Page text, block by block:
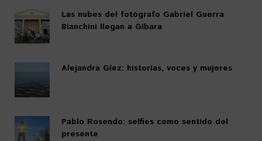
Las nubes del fotógrafo Gabriel Guerra
Bianchini llegan a Gibara
Alejandra Glez: historias, voces y mujeres
Pablo Rosendo: selfies como sentido del
presente